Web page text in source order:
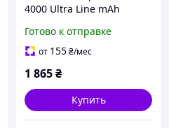
4000 Ultra Line mAh
обдув для офиса спальни
кухни и кемпинг ЕMN_PS
Готово к отправке
от 155₴/мес
1 865₴
Купить